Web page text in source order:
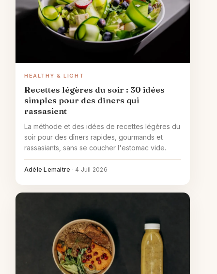
HEALTHY & LIGHT
Recettes légères du soir : 30 idées
simples pour des dîners qui
rassasient
La méthode et des idées de recettes légères du
soir pour des dîners rapides, gourmands et
rassasiants, sans se coucher l'estomac vide.
Adèle Lemaitre · 4 Juil 2026